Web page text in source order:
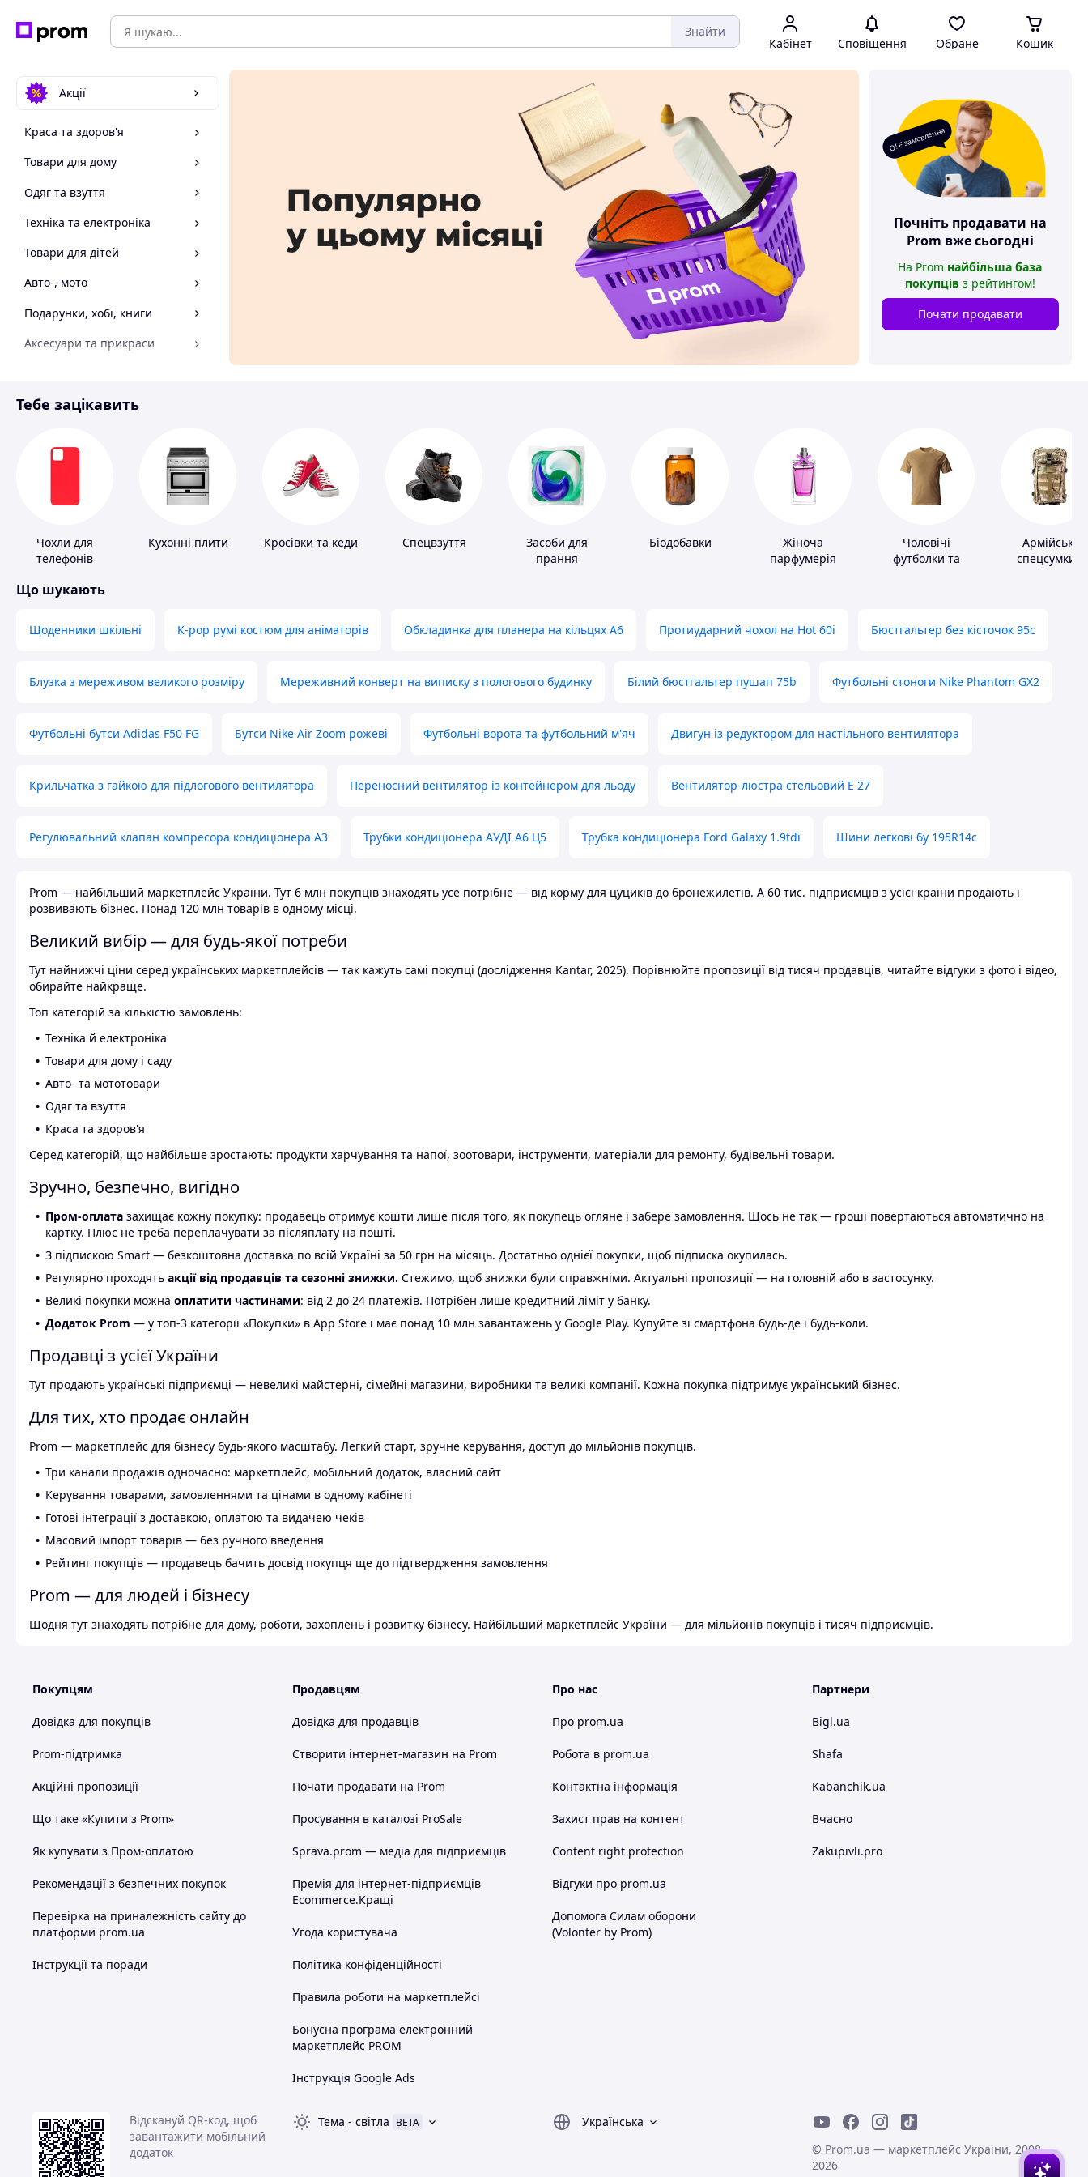
Знайти
Кабінет Сповіщення Обране Кошик
Акції
Краса та здоров'я
Товари для дому
Одяг та взуття
Техніка та електроніка
Товари для дітей
Авто-, мото
Подарунки, хобі, книги
Аксесуари та прикраси
Спорт і відпочинок
О! Є замовлення
Почніть продавати на
Prom вже сьогодні
На Prom найбільша база
покупців з рейтингом!
Почати продавати
Тебе зацікавить
Чохли для
телефонів
Кухонні плити Кросівки та кеди Спецвзуття
Засоби для
прання
Біодобавки
Жіноча
парфумерія
Чоловічі
футболки та
Армійські
спецсумки і
Що шукають
Щоденники шкільні K-pop румі костюм для аніматорів Обкладинка для планера на кільцях А6 Протиударний чохол на Hot 60i Бюстгальтер без кісточок 95с
Блузка з мереживом великого розміру Мереживний конверт на виписку з пологового будинку Білий бюстгальтер пушап 75b Футбольні стоноги Nike Phantom GX2
Футбольні бутси Adidas F50 FG Бутси Nike Air Zoom рожеві Футбольні ворота та футбольний м'яч Двигун із редуктором для настільного вентилятора
Крильчатка з гайкою для підлогового вентилятора Переносний вентилятор із контейнером для льоду Вентилятор-люстра стельовий E 27
Регулювальний клапан компресора кондиціонера А3 Трубки кондиціонера АУДІ А6 Ц5 Трубка кондиціонера Ford Galaxy 1.9tdi Шини легкові бу 195R14c
Prom — найбільший маркетплейс України. Тут 6 млн покупців знаходять усе потрібне — від корму для цуциків до бронежилетів. А 60 тис. підприємців з усієї країни продають і
розвивають бізнес. Понад 120 млн товарів в одному місці.
Великий вибір — для будь-якої потреби
Тут найнижчі ціни серед українських маркетплейсів — так кажуть самі покупці (дослідження Kantar, 2025). Порівнюйте пропозиції від тисяч продавців, читайте відгуки з фото і відео,
обирайте найкраще.
Топ категорій за кількістю замовлень:
Техніка й електроніка
Товари для дому і саду
Авто- та мототовари
Одяг та взуття
Краса та здоров'я
Серед категорій, що найбільше зростають: продукти харчування та напої, зоотовари, інструменти, матеріали для ремонту, будівельні товари.
Зручно, безпечно, вигідно
Пром-оплата захищає кожну покупку: продавець отримує кошти лише після того, як покупець огляне і забере замовлення. Щось не так — гроші повертаються автоматично на
картку. Плюс не треба переплачувати за післяплату на пошті.
З підпискою Smart — безкоштовна доставка по всій Україні за 50 грн на місяць. Достатньо однієї покупки, щоб підписка окупилась.
Регулярно проходять акції від продавців та сезонні знижки. Стежимо, щоб знижки були справжніми. Актуальні пропозиції — на головній або в застосунку.
Великі покупки можна оплатити частинами: від 2 до 24 платежів. Потрібен лише кредитний ліміт у банку.
Додаток Prom — у топ-3 категорії «Покупки» в App Store і має понад 10 млн завантажень у Google Play. Купуйте зі смартфона будь-де і будь-коли.
Продавці з усієї України
Тут продають українські підприємці — невеликі майстерні, сімейні магазини, виробники та великі компанії. Кожна покупка підтримує український бізнес.
Для тих, хто продає онлайн
Prom — маркетплейс для бізнесу будь-якого масштабу. Легкий старт, зручне керування, доступ до мільйонів покупців.
Три канали продажів одночасно: маркетплейс, мобільний додаток, власний сайт
Керування товарами, замовленнями та цінами в одному кабінеті
Готові інтеграції з доставкою, оплатою та видачею чеків
Масовий імпорт товарів — без ручного введення
Рейтинг покупців — продавець бачить досвід покупця ще до підтвердження замовлення
Prom — для людей і бізнесу
Щодня тут знаходять потрібне для дому, роботи, захоплень і розвитку бізнесу. Найбільший маркетплейс України — для мільйонів покупців і тисяч підприємців.
Покупцям
Довідка для покупців
Prom-підтримка
Акційні пропозиції
Що таке «Купити з Prom»
Як купувати з Пром-оплатою
Рекомендації з безпечних покупок
Перевірка на приналежність сайту до
платформи prom.ua
Інструкції та поради
Продавцям
Довідка для продавців
Створити інтернет-магазин на Prom
Почати продавати на Prom
Просування в каталозі ProSale
Sprava.prom — медіа для підприємців
Премія для інтернет-підприємців
Ecommerce.Кращі
Угода користувача
Політика конфіденційності
Правила роботи на маркетплейсі
Бонусна програма електронний
маркетплейс PROM
Інструкція Google Ads
Про нас
Про prom.ua
Робота в prom.ua
Контактна інформація
Захист прав на контент
Content right protection
Відгуки про prom.ua
Допомога Силам оборони
(Volonter by Prom)
Партнери
Bigl.ua
Shafa
Kabanchik.ua
Вчасно
Zakupivli.pro
Відскануй QR-код, щоб
завантажити мобільний
додаток
Тема - світла BETA
Українська
© Prom.ua — маркетплейс України, 2008-
2026